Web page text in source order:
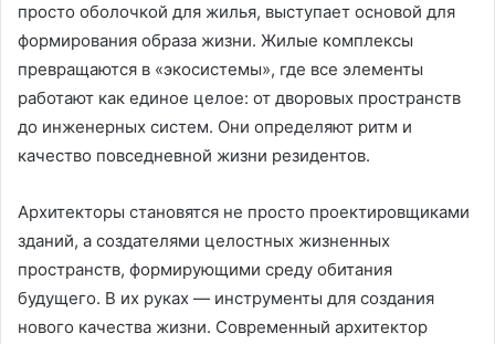
просто оболочкой для жилья, выступает основой для
формирования образа жизни. Жилые комплексы
превращаются в «экосистемы», где все элементы
работают как единое целое: от дворовых пространств
до инженерных систем. Они определяют ритм и
качество повседневной жизни резидентов.
Архитекторы становятся не просто проектировщиками
зданий, а создателями целостных жизненных
пространств, формирующими среду обитания
будущего. В их руках — инструменты для создания
нового качества жизни. Современный архитектор